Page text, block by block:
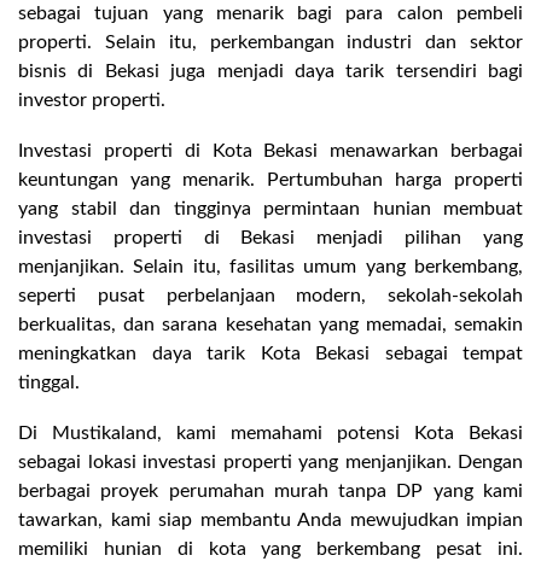
sebagai tujuan yang menarik bagi para calon pembeli
properti. Selain itu, perkembangan industri dan sektor
bisnis di Bekasi juga menjadi daya tarik tersendiri bagi
investor properti.
Investasi properti di Kota Bekasi menawarkan berbagai
keuntungan yang menarik. Pertumbuhan harga properti
yang stabil dan tingginya permintaan hunian membuat
investasi properti di Bekasi menjadi pilihan yang
menjanjikan. Selain itu, fasilitas umum yang berkembang,
seperti pusat perbelanjaan modern, sekolah-sekolah
berkualitas, dan sarana kesehatan yang memadai, semakin
meningkatkan daya tarik Kota Bekasi sebagai tempat
tinggal.
Di Mustikaland, kami memahami potensi Kota Bekasi
sebagai lokasi investasi properti yang menjanjikan. Dengan
berbagai proyek perumahan murah tanpa DP yang kami
tawarkan, kami siap membantu Anda mewujudkan impian
memiliki hunian di kota yang berkembang pesat ini.